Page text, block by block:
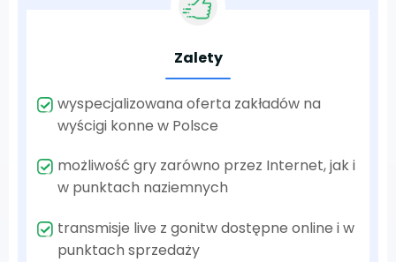
Zalety
wyspecjalizowana oferta zakładów na
wyścigi konne w Polsce
możliwość gry zarówno przez Internet, jak i
w punktach naziemnych
transmisje live z gonitw dostępne online i w
punktach sprzedaży